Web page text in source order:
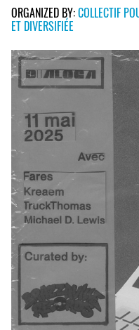
ORGANIZED BY:COLLECTIF
ET DIVERSIFIÉE